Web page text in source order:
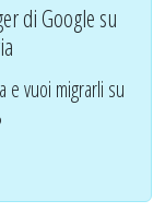
di Google su
e vuoi migrarli su